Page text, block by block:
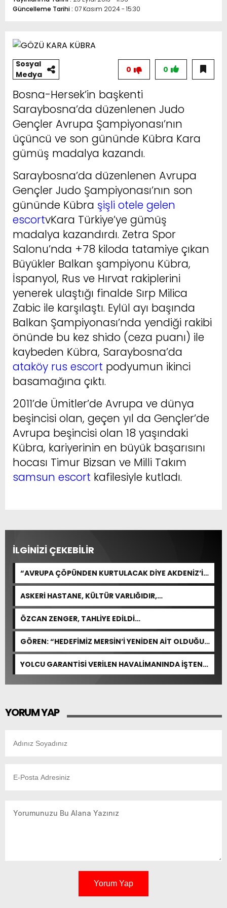
Güncelleme Tarihi : 07 Kasım 2024 - 15:30
Sosyal
Medya
0
0
Bosna-Hersek’in başkenti
Saraybosna’da düzenlenen Judo
Gençler Avrupa Şampiyonası’nın
üçüncü ve son gününde Kübra Kara
gümüş madalya kazandı.
Saraybosna’da düzenlenen Avrupa
Gençler Judo Şampiyonası’nın son
gününde Kübra şişli otele gelen
escortvKara Türkiye’ye gümüş
madalya kazandırdı. Zetra Spor
Salonu’nda +78 kiloda tatamiye çıkan
Büyükler Balkan şampiyonu Kübra,
İspanyol, Rus ve Hırvat rakiplerini
yenerek ulaştığı finalde Sırp Milica
Zabic ile karşılaştı. Eylül ayı başında
Balkan Şampiyonası’nda yendiği rakibi
önünde bu kez shido (ceza puanı) ile
kaybeden Kübra, Saraybosna’da
ataköy rus escort podyumun ikinci
basamağına çıktı.
2011’de Ümitler’de Avrupa ve dünya
beşincisi olan, geçen yıl da Gençler’de
Avrupa beşincisi olan 18 yaşındaki
Kübra, kariyerinin en büyük başarısını
hocası Timur Bizsan ve Milli Takım
samsun escort kafilesiyle kutladı.
İLGİNİZİ ÇEKEBİLİR
“AVRUPA ÇÖPÜNDEN KURTULACAK DİYE AKDENİZ’İ
FEDA EDEMEZSİNİZ!”
ASKERİ HASTANE, KÜLTÜR VARLIĞIDIR,
ÖZELLEŞTİRİLEMEZ!
ÖZCAN ZENGER, TAHLİYE EDİLDİ…
GÖREN: “HEDEFİMİZ MERSİN’İ YENİDEN AİT OLDUĞU
YERE TAŞIMAK”
YOLCU GARANTİSİ VERİLEN HAVALİMANINDA İŞTEN
ÇIKARMA VAR
YORUM YAP
Yorum Yap